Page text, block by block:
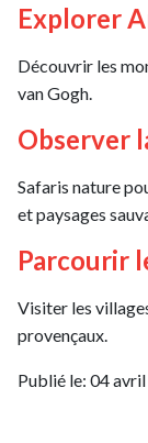
Explorer
Découvrir les
van Gogh.
Observer
Safaris nature
et paysages
Parcourir
Visiter les
provençaux.
Publié le: 04